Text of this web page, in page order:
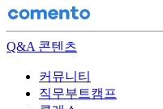
Q&A 콘텐츠
커뮤니티
직무부트캠프